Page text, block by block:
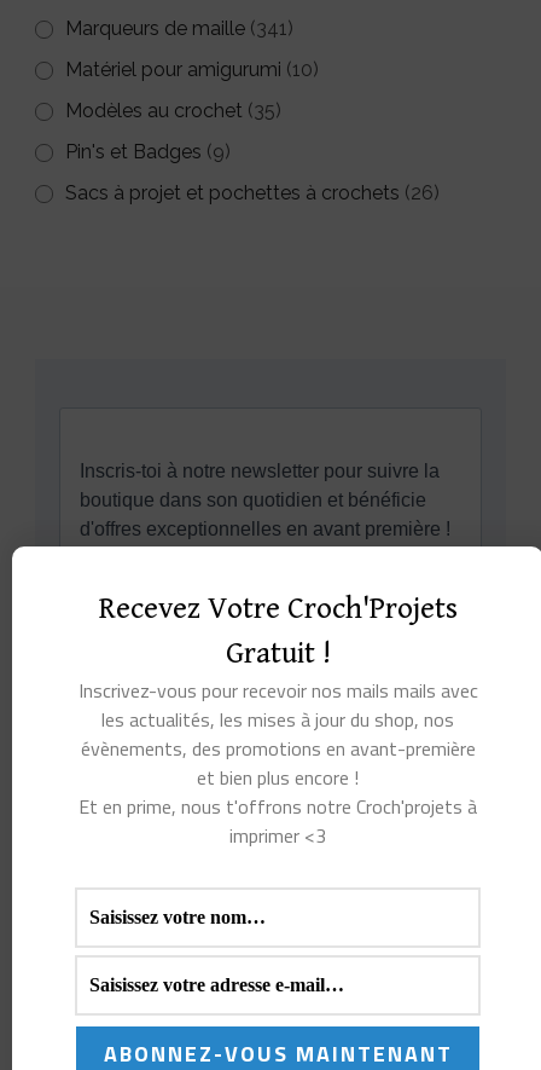
Marqueurs de maille (341)
Matériel pour amigurumi (10)
Modèles au crochet (35)
Pin's et Badges (9)
Sacs à projet et pochettes à crochets (26)
Parrainage
Recevez Votre Croch'Projets
Gratuit !
Inscrivez-vous pour recevoir nos mails mails avec
les actualités, les mises à jour du shop, nos
évènements, des promotions en avant-première
et bien plus encore !
Et en prime, nous t'offrons notre Croch'projets à
imprimer <3